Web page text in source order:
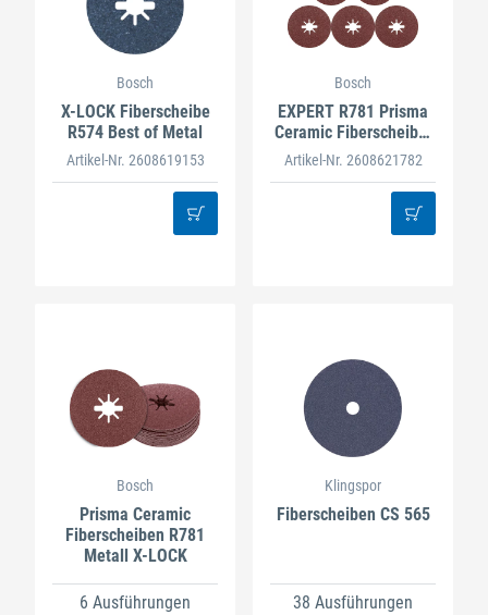
Bosch
X-LOCK Fiberscheibe
R574 Best of Metal
Artikel-Nr. 2608619153
Bosch
EXPERT R781 Prisma
Ceramic Fiberscheibe,
X-LOCK 122mm
Artikel-Nr. 2608621782
Bosch
Prisma Ceramic
Fiberscheiben R781
Metall X-LOCK
6 Ausführungen
Klingspor
Fiberscheiben CS 565
38 Ausführungen